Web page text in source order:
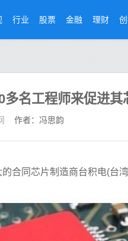
行业 股票 金融 理财
多名工程师来促进其
作者：冯思韵
合同芯片制造商台积电(台